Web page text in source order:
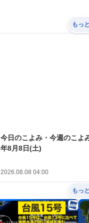
もっ
今日のこよみ・今週のこよ
年8月8日(土)
2026.08.08 04:00
もっ